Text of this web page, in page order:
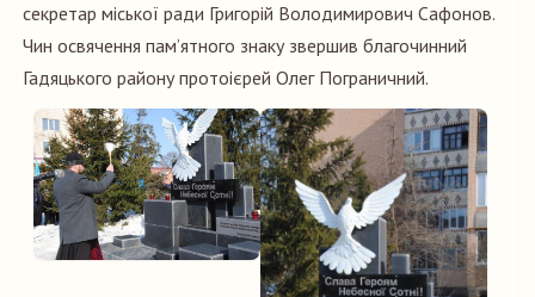
секретар міської ради Григорій Володимирович Сафонов.
Чин освячення пам’ятного знаку звершив благочинний
Гадяцького району протоієрей Олег Пограничний.